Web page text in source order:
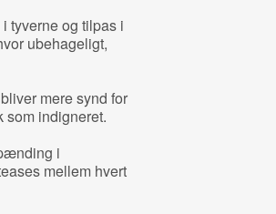
tyverne og tilpas i
ubehageligt,
mere synd for
som indigneret.
i
mellem hvert